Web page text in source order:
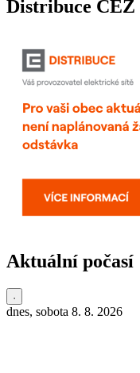
Distribuce ČEZ
Aktuální počasí
dnes, sobota 8. 8. 2026